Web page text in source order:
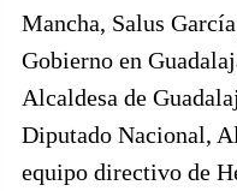
Mancha, Salus
Gobierno en
Alcaldesa de
Diputado Nacional,
equipo directivo de